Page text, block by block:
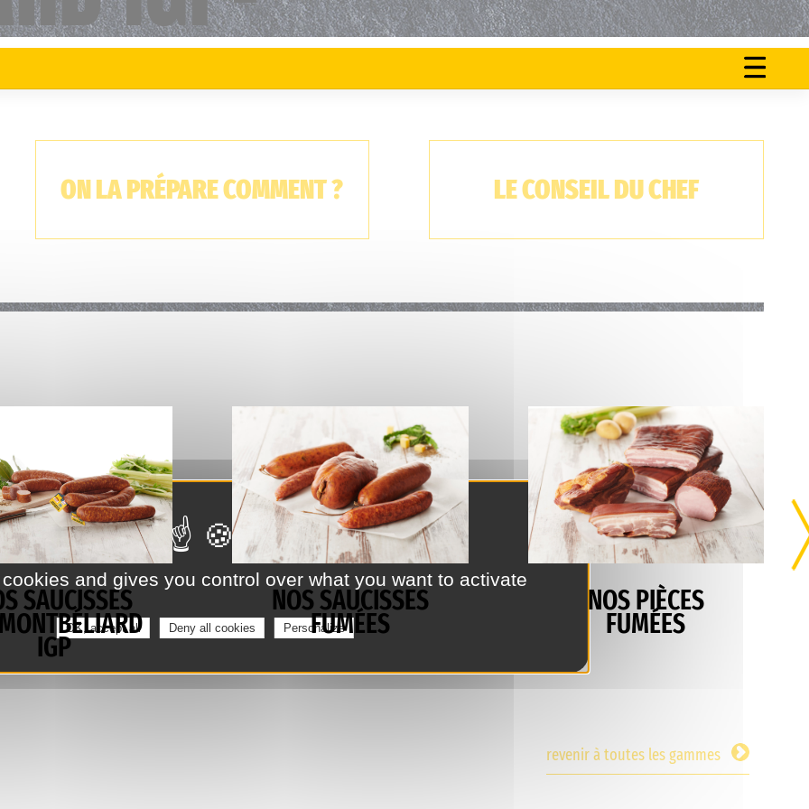
ON
ON LA PRÉPARE COMMENT ? LE CONSEIL DU CHEF
SAUCISSES
IGP
NOS SAUCISSES
FUMÉES
NOS PIÈCES
FUMÉES
revenir à toutes les gammes
and gives you control over what you want to activate
OK, accept all Deny all cookies Personalize